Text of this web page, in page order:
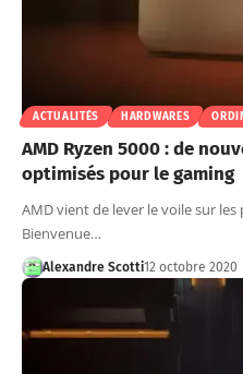
ACTUALITÉS HARDWARES
AMD Ryzen 5000 : de
optimisés pour le gaming
AMD vient de lever le voile sur
Bienvenue…
Alexandre Scotti12 octobre 2020